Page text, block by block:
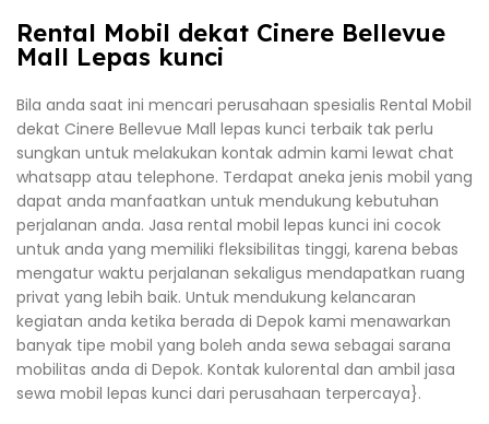
Rental Mobil dekat Cinere Bellevue
Mall Lepas kunci
Bila anda saat ini mencari perusahaan spesialis Rental Mobil
dekat Cinere Bellevue Mall lepas kunci terbaik tak perlu
sungkan untuk melakukan kontak admin kami lewat chat
whatsapp atau telephone. Terdapat aneka jenis mobil yang
dapat anda manfaatkan untuk mendukung kebutuhan
perjalanan anda. Jasa rental mobil lepas kunci ini cocok
untuk anda yang memiliki fleksibilitas tinggi, karena bebas
mengatur waktu perjalanan sekaligus mendapatkan ruang
privat yang lebih baik. Untuk mendukung kelancaran
kegiatan anda ketika berada di Depok kami menawarkan
banyak tipe mobil yang boleh anda sewa sebagai sarana
mobilitas anda di Depok. Kontak kulorental dan ambil jasa
sewa mobil lepas kunci dari perusahaan terpercaya}.